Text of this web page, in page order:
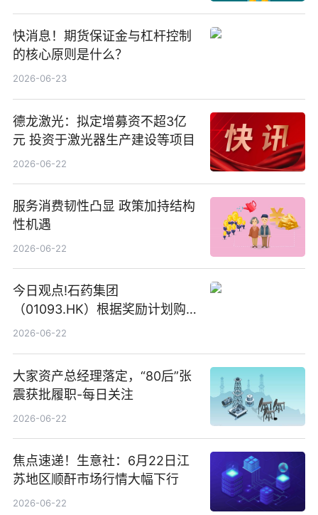
快消息！期货保证金与杠杆控制
的核心原则是什么？
2026-06-23
德龙激光：拟定增募资不超3亿
元 投资于激光器生产建设等项目
2026-06-22
服务消费韧性凸显 政策加持结构
性机遇
2026-06-22
今日观点!石药集团
（01093.HK）根据奖励计划购
回580万股
2026-06-22
大家资产总经理落定，“80后”张
震获批履职-每日关注
2026-06-22
焦点速递！生意社：6月22日江
苏地区顺酐市场行情大幅下行
2026-06-22